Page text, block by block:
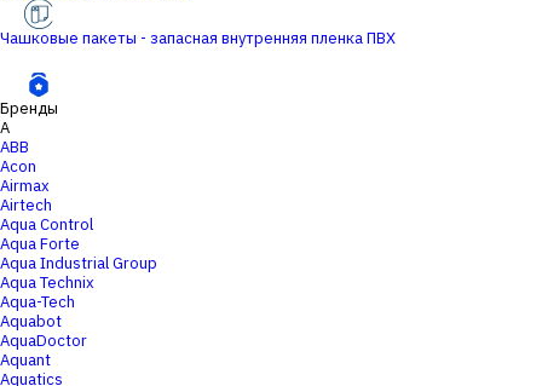
Чашковые пакеты - запасная внутренняя пленка ПВХ
Бренды
A
ABB
Acon
Airmax
Airtech
Aqua Control
Aqua Forte
Aqua Industrial Group
Aqua Technix
Aqua-Tech
Aquabot
AquaDoctor
Aquant
Aquatics